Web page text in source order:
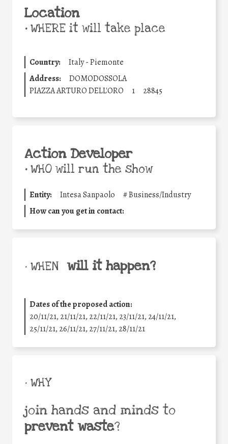
Location
•WHERE it will take place
Country:
Italy - Piemonte
Address:
DOMODOSSOLA
PIAZZA ARTURO DELL'ORO
1 28845
Action Developer
•WHO will run the show
Entity: Intesa Sanpaolo #Business/Industry
How can you get in contact:
• WHEN will it happen?
Dates of the proposed action:
20/11/21, 21/11/21, 22/11/21, 23/11/21, 24/11/21,
25/11/21, 26/11/21, 27/11/21, 28/11/21
• WHY
join hands and minds to
prevent waste?